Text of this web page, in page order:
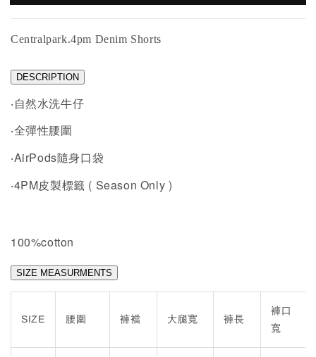
Centralpark.4pm Denim Shorts
DESCRIPTION
‧自然水洗牛仔
‧全彈性腰圍
‧AirPods隨身口袋
‧4PM皮製標籤 ( Season Only )
100%cotton
SIZE MEASURMENTS
SIZE 腰圍 褲襠 大腿寬 褲長
褲口
寬